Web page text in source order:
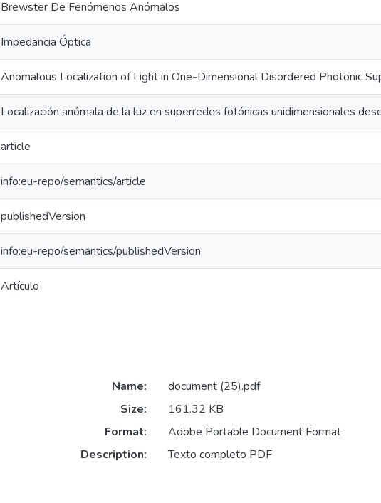
Brewster De Fenómenos Anómalos
Impedancia Óptica
Anomalous Localization of Light in One-Dimensional Disordered Photonic
Localización anómala de la luz en superredes fotónicas unidimensionales
article
info:eu-repo/semantics/article
publishedVersion
info:eu-repo/semantics/publishedVersion
Artículo
Name:
document (25).pdf
Size:
161.32 KB
Format:
Adobe Portable Document Format
Description:
Texto completo PDF